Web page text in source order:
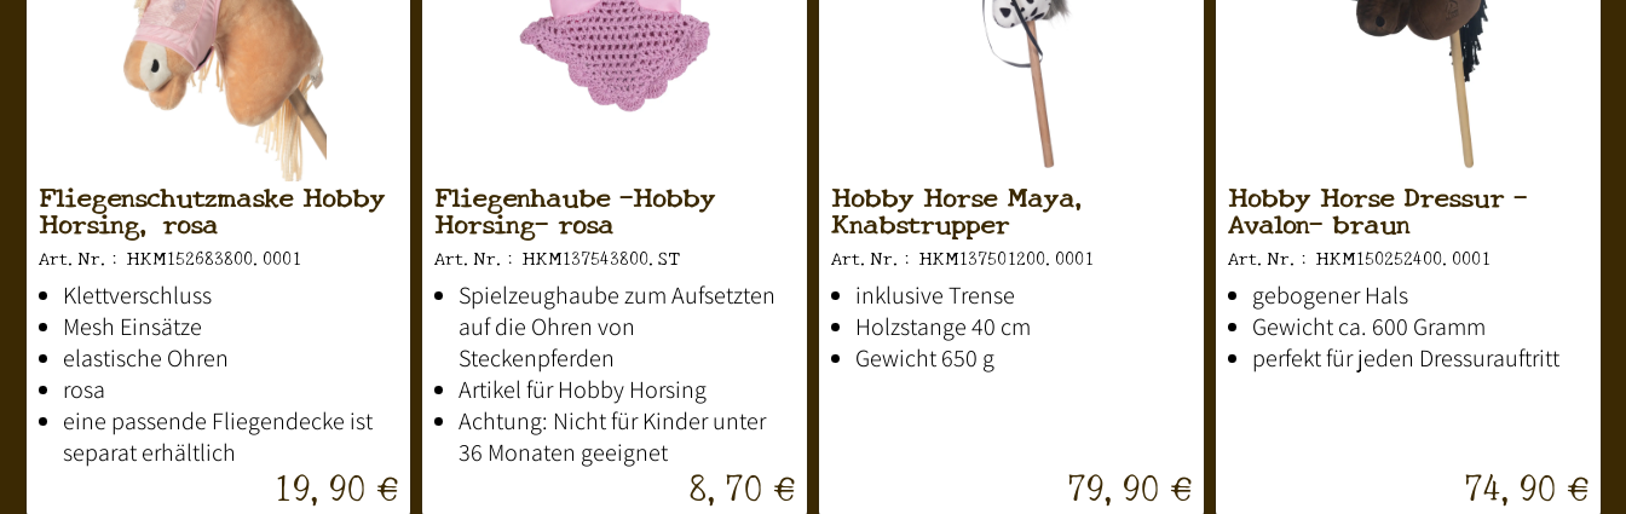
Fliegenschutzmaske Hobby
Horsing, rosa
Art.Nr.: HKM152683800.0001
Klettverschluss
Mesh Einsätze
elastische Ohren
rosa
eine passende Fliegendecke ist
separat erhältlich
19,90 €
Fliegenhaube -Hobby
Horsing- rosa
Art.Nr.: HKM137543800.ST
Spielzeughaube zum Aufsetzten
auf die Ohren von
Steckenpferden
Artikel für Hobby Horsing
Achtung: Nicht für Kinder unter
36 Monaten geeignet
8,70 €
Hobby Horse Maya,
Knabstrupper
Art.Nr.: HKM137501200.0001
inklusive Trense
Holzstange 40 cm
Gewicht 650 g
79,90 €
Hobby Horse Dressur -
Avalon- braun
Art.Nr.: HKM150252400.0001
gebogener Hals
Gewicht ca. 600 Gramm
perfekt für jeden Dressurauftritt
74,90 €